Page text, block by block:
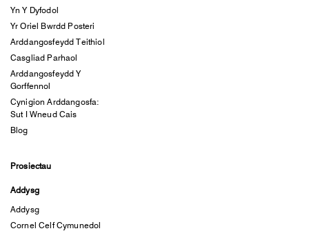
Yn Y Dyfodol
Yr Oriel Bwrdd Posteri
Arddangosfeydd Teithiol
Casgliad Parhaol
Arddangosfeydd Y
Gorffennol
Cynigion Arddangosfa:
Sut I Wneud Cais
Blog
Prosiectau
Addysg
Addysg
Cornel Celf Cymunedol